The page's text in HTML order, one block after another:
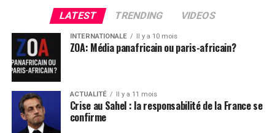
comments
LATEST TRENDING VIDEOS
INTERNATIONALE Il y a 10 mois
ZOA: Média panafricain ou paris-africain?
ACTUALITÉ Il y a 11 mois
Crise au Sahel : la responsabilité de la France se
confirme